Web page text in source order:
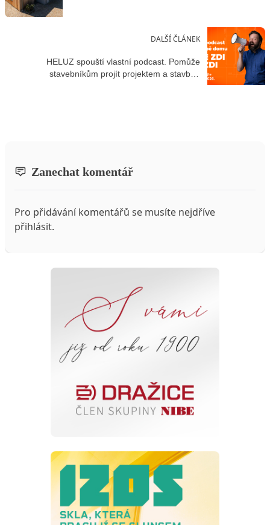
DALŠÍ ČLÁNEK
HELUZ spouští vlastní podcast. Pomůže
stavebníkům projít projektem a stavbou
Zanechat komentář
Pro přidávání komentářů se musíte nejdříve
přihlásit.